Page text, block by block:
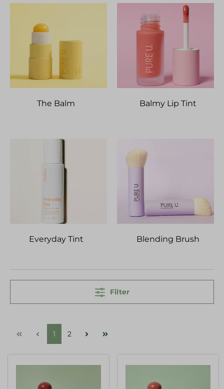
The Balm Balmy Lip Tint
Everyday Tint Blending Brush
Filter
1 2